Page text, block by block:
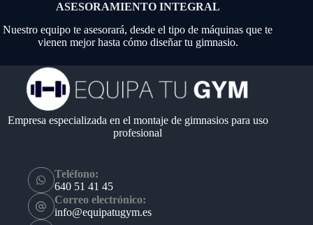
ASESORAMIENTO INTEGRAL
Nuestro equipo te asesorará, desde el tipo de máquinas que te
vienen mejor hasta cómo diseñar tu gimnasio.
Empresa especializada en el montaje de gimnasios para uso
profesional
Teléfono:
640 51 41 45
Correo electrónico:
info@equipatugym.es